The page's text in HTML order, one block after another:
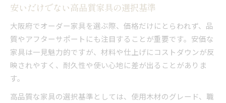
安いだけでない高品質家具の選択基準
大阪府でオーダー家具を選ぶ際、価格だけにとらわれず、品
質やアフターサポートにも注目することが重要です。安価な
家具は一見魅力的ですが、材料や仕上げにコストダウンが反
映されやすく、耐久性や使い心地に差が出ることがありま
す。
高品質な家具の選択基準としては、使用木材のグレード、職